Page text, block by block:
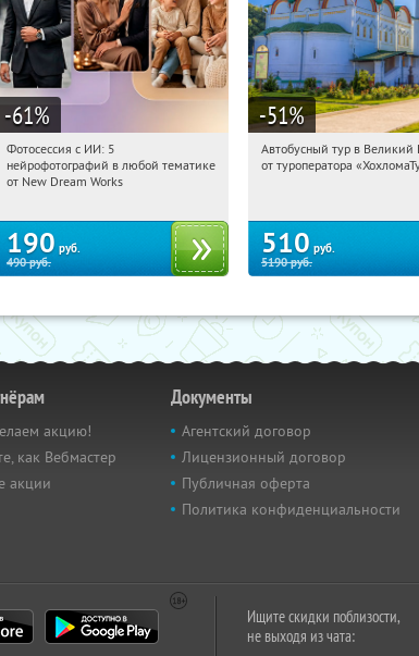
-61%
04:26:50
Россия
Фотосессия с ИИ: 5
нейрофотографий в любой тематике
от New Dream Works
190 руб.
490руб.
-51%
04:26:50
Автобусный тур в Великий
от туроператора
510 руб.
5190руб.
акцию!
как Вебмастер
акции
Документы
Агентский договор
Лицензионный договор
Публичная оферта
Политика конфиденциальности
Ищите скидки поблизости,
не выходя из чата: